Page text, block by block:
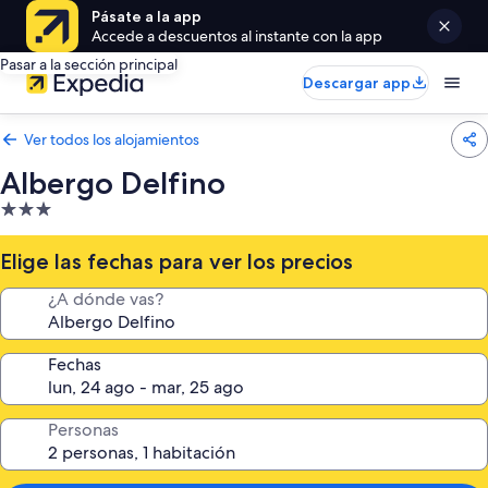
Pásate a la app
Accede a descuentos al instante con la app
Pasar a la sección principal
Descargar app
Ver todos los alojamientos
Albergo Delfino
Alojamiento
de
3.0 estrellas
Elige las fechas para ver los precios
¿A dónde vas?
Fechas
Personas